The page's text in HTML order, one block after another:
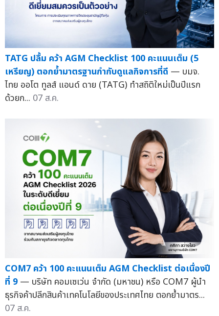
TATG ปลื้ม คว้า AGM Checklist 100 คะแนนเต็ม (5
เหรียญ) ตอกย้ำมาตรฐานกำกับดูแลกิจการที่ดี — บมจ.
ไทย ออโต ทูลส์ แอนด์ ดาย (TATG) ทำสถิติใหม่เป็นปีแรก
ด้วยก... 07 ส.ค.
COM7 คว้า 100 คะแนนเต็ม AGM Checklist ต่อเนื่องปี
ที่ 9 — บริษัท คอมเซเว่น จำกัด (มหาชน) หรือ COM7 ผู้นำ
ธุรกิจค้าปลีกสินค้าเทคโนโลยีของประเทศไทย ตอกย้ำมาตร...
07 ส.ค.